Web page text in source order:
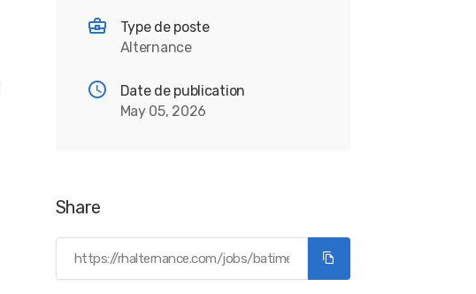
Type de poste
Alternance
Date de publication
May 05, 2026
Share